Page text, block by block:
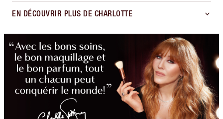
EN DÉCOUVRIR PLUS DE CHARLOTTE